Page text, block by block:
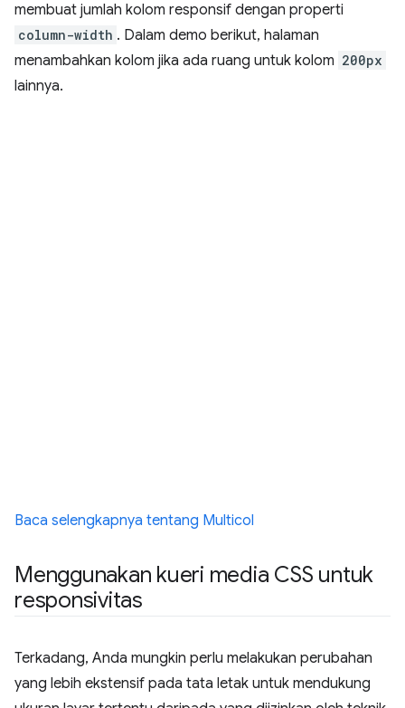
membuat jumlah kolom responsif dengan properti
column-width . Dalam demo berikut, halaman
menambahkan kolom jika ada ruang untuk kolom 200px
lainnya.
Baca selengkapnya tentang Multicol
Menggunakan kueri media CSS untuk
responsivitas
Terkadang, Anda mungkin perlu melakukan perubahan
yang lebih ekstensif pada tata letak untuk mendukung